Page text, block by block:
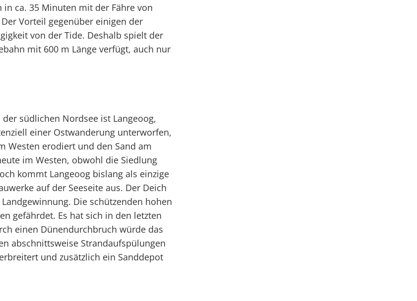
ca. 35 Minuten mit der Fähre von
Vorteil gegenüber einigen der
von der Tide. Deshalb spielt der
mit 600 m Länge verfügt, auch nur
südlichen Nordsee ist Langeoog,
einer Ostwanderung unterworfen,
Westen erodiert und den Sand am
im Westen, obwohl die Siedlung
kommt Langeoog bislang als einzige
auf der Seeseite aus. Der Deich
Die schützenden hohen
gefährdet. Es hat sich in den letzten
einen Dünendurchbruch würde das
abschnittsweise Strandaufspülungen
und zusätzlich ein Sanddepot